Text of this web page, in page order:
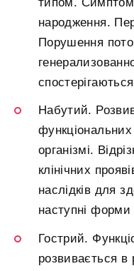
народження.
Порушення
Набутий.
функціональних
організмі.
клінічних
наслідків для
наступні форми
Гострий.
розвивається в